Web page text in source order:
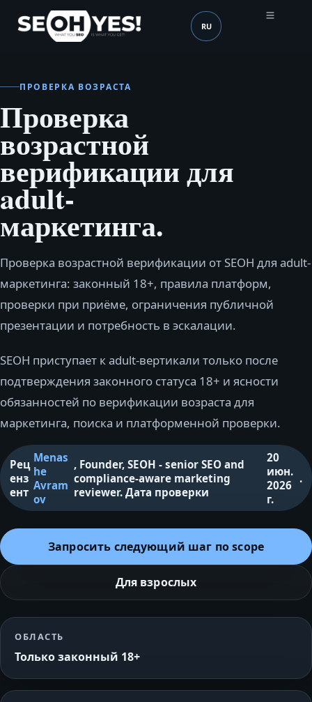
SEOH Язык (mobile header)
RU
ПРОВЕРКА ВОЗРАСТА
Проверка
возрастной
верификации для
adult-
маркетинга.
Проверка возрастной верификации от SEOH для adult-
маркетинга: законный 18+, правила платформ,
проверки при приёме, ограничения публичной
презентации и потребность в эскалации.
SEOH приступает к adult-вертикали только после
подтверждения законного статуса 18+ и ясности
обязанностей по верификации возраста для
маркетинга, поиска и платформенной проверки.
Рец
енз
ент
Menas
he
Avram
ov
, Founder, SEOH - senior SEO and
compliance-aware marketing
reviewer.Дата проверки
20
июн.
2026
г.
.
Запросить следующий шаг по scope
Для взрослых
ОБЛАСТЬ
Только законный 18+